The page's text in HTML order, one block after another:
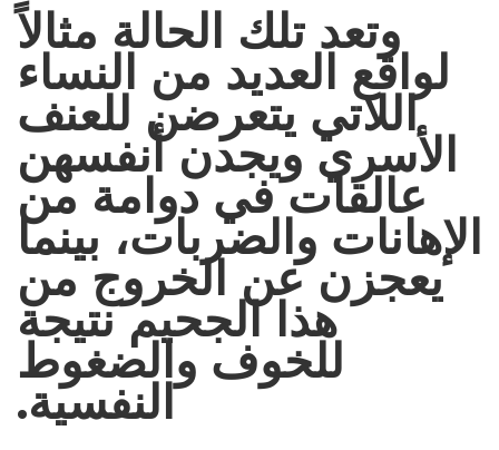
وتعد تلك الحالة مثالاً
لواقع العديد من النساء
اللاتي يتعرضن للعنف
الأسري ويجدن أنفسهن
عالقات في دوامة من
الإهانات والضربات، بينما
يعجزن عن الخروج من
هذا الجحيم نتيجة
للخوف والضغوط
النفسية.